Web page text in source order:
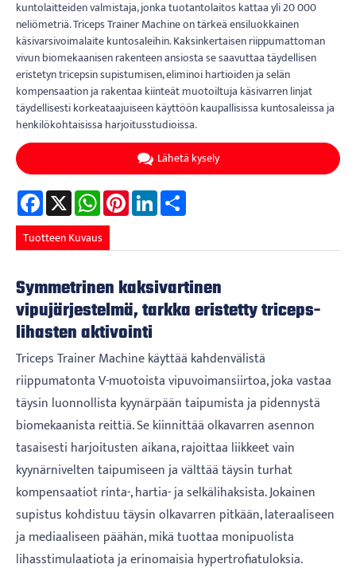
kuntolaitteiden valmistaja, jonka tuotantolaitos kattaa yli 20 000
neliömetriä. Triceps Trainer Machine on tärkeä ensiluokkainen
käsivarsivoimalaite kuntosaleihin. Kaksinkertaisen riippumattoman
vivun biomekaanisen rakenteen ansiosta se saavuttaa täydellisen
eristetyn tricepsin supistumisen, eliminoi hartioiden ja selän
kompensaation ja rakentaa kiinteät muotoiltuja käsivarren linjat
täydellisesti korkeataajuiseen käyttöön kaupallisissa kuntosaleissa ja
henkilökohtaisissa harjoitusstudioissa.
Lähetä kysely
Facebook
X WhatsAppPinterestLinkedIn
Tuotteen Kuvaus
Symmetrinen kaksivartinen
vipujärjestelmä, tarkka eristetty triceps-
lihasten aktivointi
Triceps Trainer Machine käyttää kahdenvälistä
riippumatonta V-muotoista vipuvoimansiirtoa, joka vastaa
täysin luonnollista kyynärpään taipumista ja pidennystä
biomekaanista reittiä. Se kiinnittää olkavarren asennon
tasaisesti harjoitusten aikana, rajoittaa liikkeet vain
kyynärnivelten taipumiseen ja välttää täysin turhat
kompensaatiot rinta-, hartia- ja selkälihaksista. Jokainen
supistus kohdistuu täysin olkavarren pitkään, lateraaliseen
ja mediaaliseen päähän, mikä tuottaa monipuolista
lihasstimulaatiota ja erinomaisia ​​hypertrofiatuloksia.